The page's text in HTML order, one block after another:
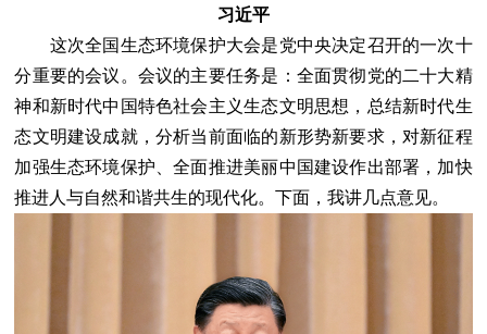
习近平
这次全国生态环境保护大会是党中央决定召开的一次十
分重要的会议。会议的主要任务是：全面贯彻党的二十大精
神和新时代中国特色社会主义生态文明思想，总结新时代生
态文明建设成就，分析当前面临的新形势新要求，对新征程
加强生态环境保护、全面推进美丽中国建设作出部署，加快
推进人与自然和谐共生的现代化。下面，我讲几点意见。